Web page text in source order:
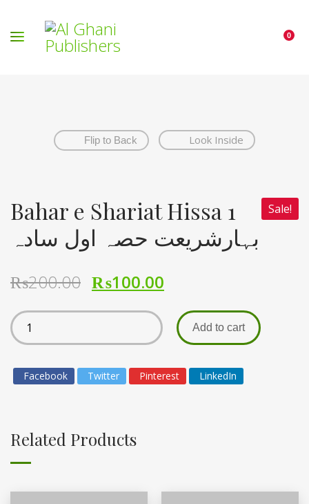
0
Flip to Back Look Inside
Sale!
Bahar e Shariat Hissa 1
بہارشریعت حصہ اول سادہ
₨200.00 ₨100.00
Add to cart
Facebook Twitter Pinterest LinkedIn
Related Products